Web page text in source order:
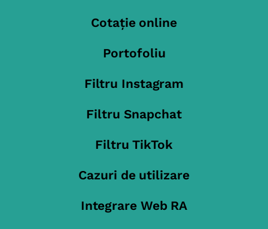
Cotație online
Portofoliu
Filtru Instagram
Filtru Snapchat
Filtru TikTok
Cazuri de utilizare
Integrare Web RA